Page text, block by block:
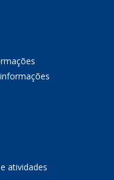
atividades